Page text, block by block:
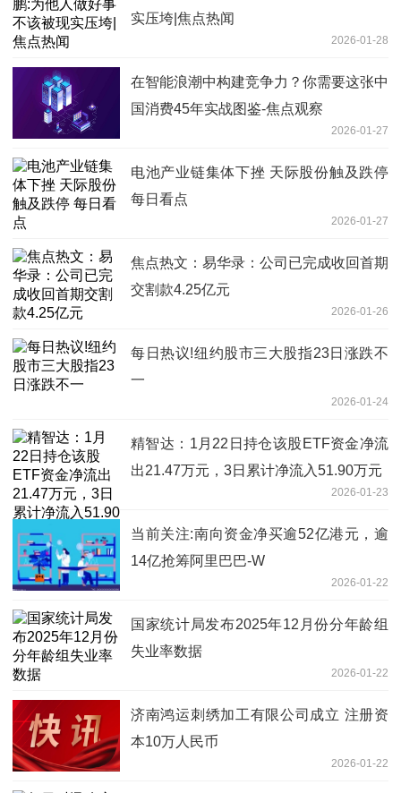
实压垮|焦点热闻
2026-01-28
在智能浪潮中构建竞争力？你需要这张中
国消费45年实战图鉴-焦点观察
2026-01-27
电池产业链集体下挫 天际股份触及跌停
每日看点
2026-01-27
焦点热文：易华录：公司已完成收回首期
交割款4.25亿元
2026-01-26
每日热议!纽约股市三大股指23日涨跌不
一
2026-01-24
精智达：1月22日持仓该股ETF资金净流
出21.47万元，3日累计净流入51.90万元
2026-01-23
当前关注:南向资金净买逾52亿港元，逾
14亿抢筹阿里巴巴-W
2026-01-22
国家统计局发布2025年12月份分年龄组
失业率数据
2026-01-22
济南鸿运刺绣加工有限公司成立 注册资
本10万人民币
2026-01-22